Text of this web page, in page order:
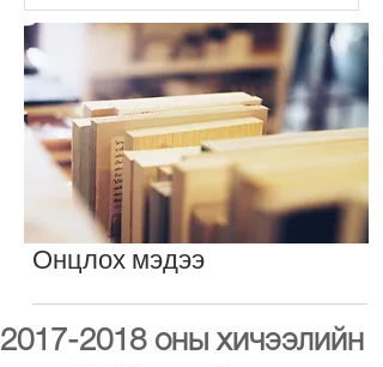
Онцлох мэдээ
2017-2018 оны хичээлийн